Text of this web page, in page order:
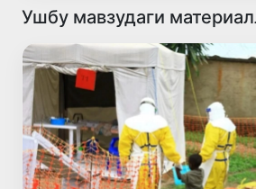
Ушбу мавзудаги